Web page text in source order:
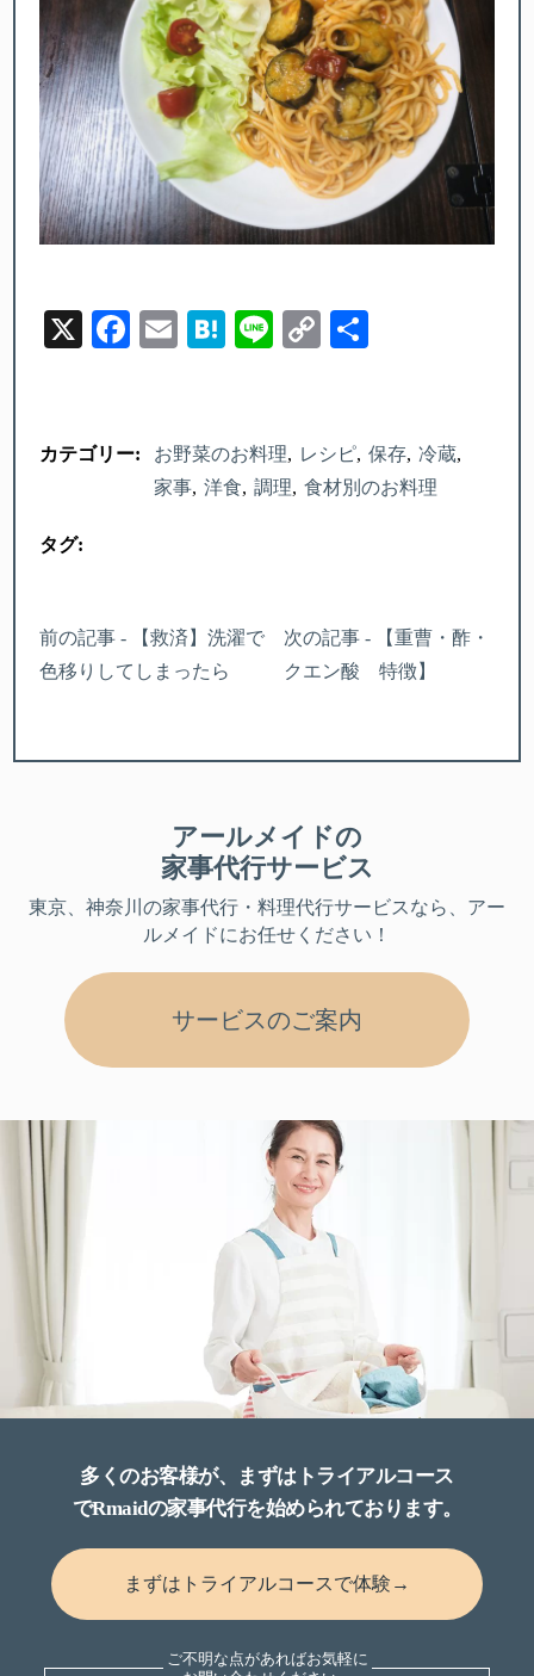
X Facebook
EmailHatenaLineCopy
カテゴリー: お野菜のお料理 レシピ 保存
冷蔵
家事
洋食 調理 食材別のお料理
タグ:
前の記事 - 【救済】洗濯で
色移りしてしまったら
次の記事 - 【重曹・酢・
クエン酸 特徴】
アールメイドの
家事代行サービス
東京、神奈川 の家事代行・料理代行サービスなら、アー
ルメイドにお任せください！
サービスのご案内
多くのお客様が、まずはトライアルコース
でRmaidの家事代行を始められております。
まずはトライアルコースで体験→